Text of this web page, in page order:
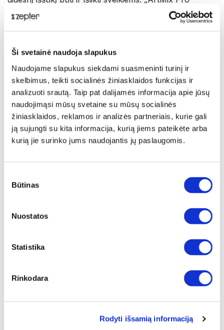
Ši svetainė naudoja slapukus
Naudojame slapukus siekdami suasmeninti turinį ir
skelbimus, teikti socialinės žiniasklaidos funkcijas ir
analizuoti srautą. Taip pat dalijamės informacija apie jūsų
naudojimąsi mūsų svetaine su mūsų socialinės
žiniasklaidos, reklamos ir analizės partneriais, kurie gali
ją sujungti su kita informacija, kurią jiems pateikėte arba
kurią jie surinko jums naudojantis jų paslaugomis.
pasirinkimas
Būtinas
Nuostatos
Statistika
Rinkodara
Rodyti išsamią informaciją
puikiai tinka šiuolaikiniam ir užimtam šių dienų
gyvenimo būdui. Greitas, paprastas ir universalus
patiekalus bei užtikrinti mažiau chaoso virtuvėje!
Mėgaukitės galimybe kūrybingai ir greitai pagaminti
maistą kūdikiams, sriubas ir pagrindinius patiekalus bei
skanius, sveikus desertus.
Tvari technologija: Sveika. Laiką taupanti. Draugiška
aplinkai.
Preciziško smulkinimo proceso metu iš ingredientų
vakuumavimo funkcija, ruošiant šaltus patiekalus,
derinys garantuoja maksimalų maistinių medžiagų
išgavimą ir jų išsaugojimą bei tobulai glotnų mišinį.
Daugiau maistinių medžiagų, geresnis skonis
Pasirenkama „Cover PRO“ funkcija leidžia sumažinti